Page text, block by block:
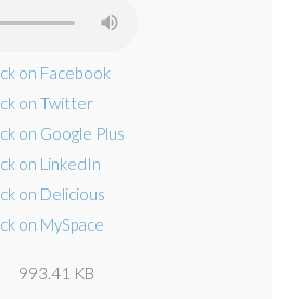
993.41 KB